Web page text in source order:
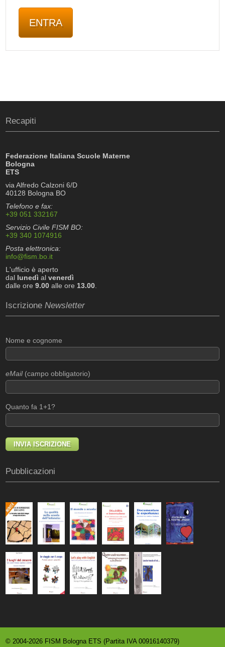
Recapiti
Federazione Italiana Scuole Materne
Bologna
ETS
via Alfredo Calzoni 6/D
40128 Bologna BO
Telefono e fax:
+39 051 332167
Servizio Civile FISM BO:
+39 340 1074916
Posta elettronica:
info@fism.bo.it
L'ufficio è aperto
dal lunedì alvenerdì
dalle ore9.00 alle ore 13.00.
IscrizioneNewsletter
Nome e cognome
eMail(campo obbligatorio)
Quanto fa 1+1?
Pubblicazioni
© 2004-2026 FISM Bologna ETS (Partita IVA 00916140379)